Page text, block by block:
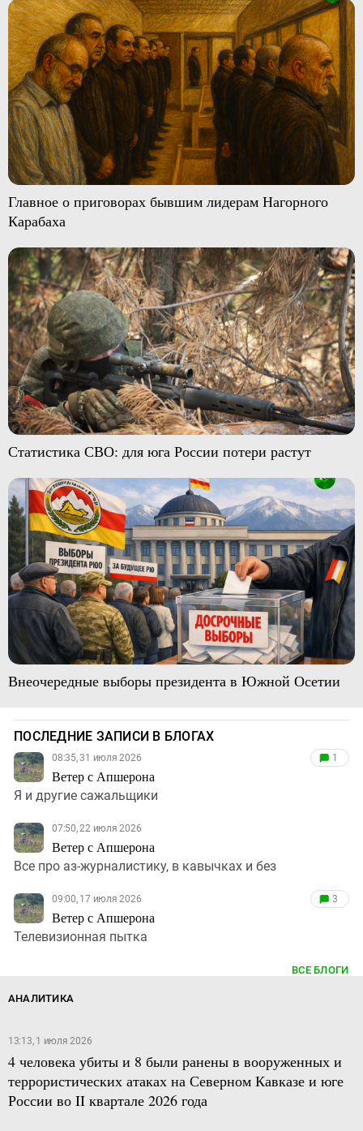
Главное о приговорах бывшим лидерам Нагорного
Карабаха
Статистика СВО: для юга России потери растут
Внеочередные выборы президента в Южной Осетии
ПОСЛЕДНИЕ ЗАПИСИ В БЛОГАХ
08:35, 31 июля 2026
Ветер с Апшерона
1
Я и другие сажальщики
07:50, 22 июля 2026
Ветер с Апшерона
Все про аз-журналистику, в кавычках и без
09:00, 17 июля 2026
Ветер с Апшерона
3
Телевизионная пытка
ВСЕ БЛОГИ
АНАЛИТИКА
13:13, 1 июля 2026
4 человека убиты и 8 были ранены в вооруженных и
террористических атаках на Северном Кавказе и юге
России во II квартале 2026 года